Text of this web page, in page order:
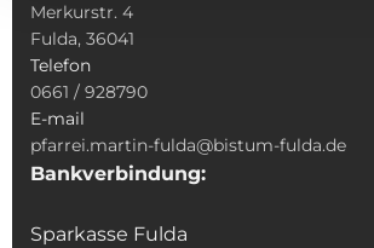
Merkurstr. 4
Fulda, 36041
Telefon
0661 / 928790
E-mail
pfarrei.martin-fulda@bistum-fulda.de
Bankverbindung:
Sparkasse Fulda